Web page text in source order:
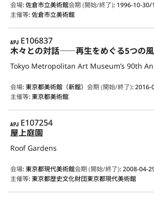
会場:佐倉市立美術館会期 (開始/終了): 1996-10-30/
主催等:佐倉市立美術館
APJ
E106837
木々との対話――再生をめぐる5つの
会場:東京都美術館（新館） 会期 (開始/終了):2016-
主催等:東京都美術館
APJ
E107254
屋上庭園
Roof Gardens
会場:東京都現代美術館会期 (開始/終了):2008-04-
主催等:東京都歴史文化財団東京都現代美術館